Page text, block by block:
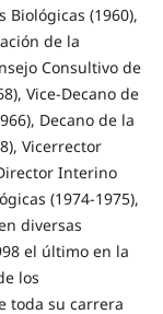
Biológicas (1960),
de la
Consultivo de
Vice-Decano de
Decano de la
Vicerrector
Interino
(1974-1975),
diversas
el último en la
los
toda su carrera